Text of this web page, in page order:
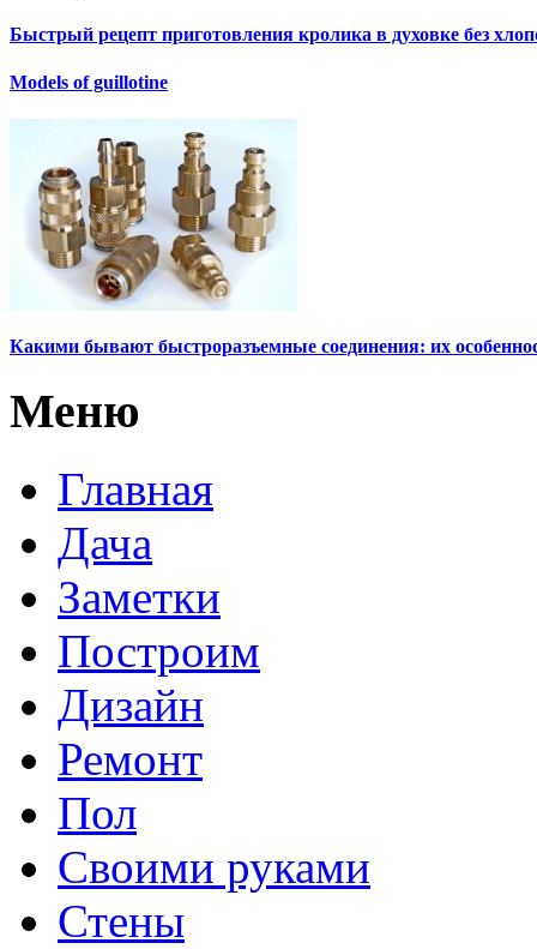
Быстрый рецепт приготовления кролика в духовке без
Models of guillotine
Какими бывают быстроразъемные соединения: их
Меню
Главная
Дача
Заметки
Построим
Дизайн
Ремонт
Пол
Своими руками
Стены